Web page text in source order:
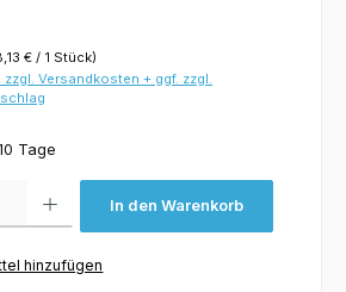
€ / 1 Stück)
zzgl. Versandkosten + ggf. zzgl.
Tage
In den Warenkorb
hinzufügen